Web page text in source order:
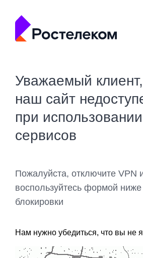
Уважаемый клиент,
наш сайт
при
сервисов
Пожалуйста, отключите VPN
воспользуйтесь формой
блокировки
Нам нужно убедиться, что вы не